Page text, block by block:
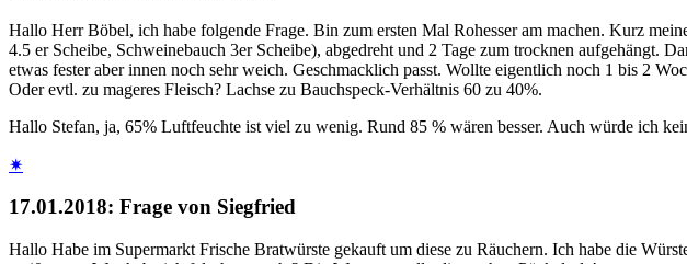
Hallo Herr Böbel, ich habe folgende Frage. Bin zum ersten Mal Rohesser am machen. Kurz
4.5 er Scheibe, Schweinebauch 3er Scheibe), abgedreht und 2 Tage zum trocknen aufgehängt.
etwas fester aber innen noch sehr weich. Geschmacklich passt. Wollte eigentlich noch 1 bis 2
Oder evtl. zu mageres Fleisch? Lachse zu Bauchspeck-Verhältnis 60 zu 40%.
Hallo Stefan, ja, 65% Luftfeuchte ist viel zu wenig. Rund 85 % wären besser. Auch würde ich
✷
17.01.2018: Frage von Siegfried
Hallo Habe im Supermarkt Frische Bratwürste gekauft um diese zu Räuchern. Ich habe die